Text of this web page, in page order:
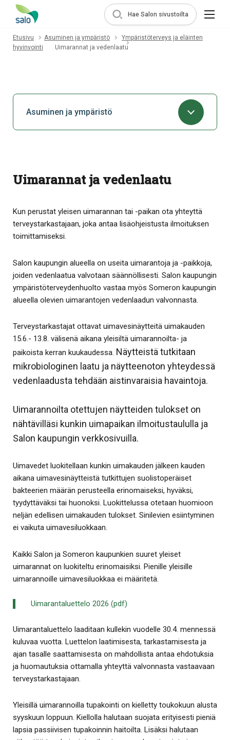
Hae Salon sivustoilta
Etusivu Asuminen ja ympäristö
Ympäristöterveys ja eläinten
hyvinvointi
Uimarannat ja vedenlaatu
Asuminen ja ympäristö
Uimarannat ja vedenlaatu
Kun perustat yleisen uimarannan tai -paikan ota yhteyttä
terveystarkastajaan, joka antaa lisäohjeistusta ilmoituksen
toimittamiseksi.
Salon kaupungin alueella on useita uimarantoja ja -paikkoja,
joiden vedenlaatua valvotaan säännöllisesti. Salon kaupungin
ympäristöterveydenhuolto vastaa myös Someron kaupungin
alueella olevien uimarantojen vedenlaadun valvonnasta.
Terveystarkastajat ottavat uimavesinäytteitä uimakauden
15.6.- 13.8. välisenä aikana yleisiltä uimarannoilta- ja
paikoista kerran kuukaudessa. Näytteistä tutkitaan
mikrobiologinen laatu ja näytteenoton yhteydessä
vedenlaadusta tehdään aistinvaraisia havaintoja.
Uimarannoilta otettujen näytteiden tulokset on
nähtävilläsi kunkin uimapaikan ilmoitustaululla ja
Salon kaupungin verkkosivuilla.
Uimavedet luokitellaan kunkin uimakauden jälkeen kauden
aikana uimavesinäytteistä tutkittujen suolistoperäiset
bakteerien määrän perusteella erinomaiseksi, hyväksi,
tyydyttäväksi tai huonoksi. Luokittelussa otetaan huomioon
neljän edellisen uimakauden tulokset. Sinilevien esiintyminen
ei vaikuta uimavesiluokkaan.
Kaikki Salon ja Someron kaupunkien suuret yleiset
uimarannat on luokiteltu erinomaisiksi. Pienille yleisille
uimarannoille uimavesiluokkaa ei määritetä.
Uimarantaluettelo 2026 (pdf)
Uimarantaluettelo laaditaan kullekin vuodelle 30.4. mennessä
kuluvaa vuotta. Luettelon laatimisesta, tarkastamisesta ja
ajan tasalle saattamisesta on mahdollista antaa ehdotuksia
ja huomautuksia ottamalla yhteyttä valvonnasta vastaavaan
terveystarkastajaan.
Yleisillä uimarannoilla tupakointi on kielletty toukokuun alusta
syyskuun loppuun. Kiellolla halutaan suojata erityisesti pieniä
lapsia passiivisen tupakoinnin haitoilta. Lisäksi halutaan